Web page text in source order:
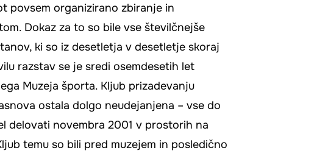
povsem organizirano zbiranje in
Dokaz za to so bile vse številčnejše
ki so iz desetletja v desetletje skoraj
razstav se je sredi osemdesetih let
Muzeja športa. Kljub prizadevanju
ostala dolgo neudejanjena – vse do
delovati novembra 2001 v prostorih na
temu so bili pred muzejem in posledično